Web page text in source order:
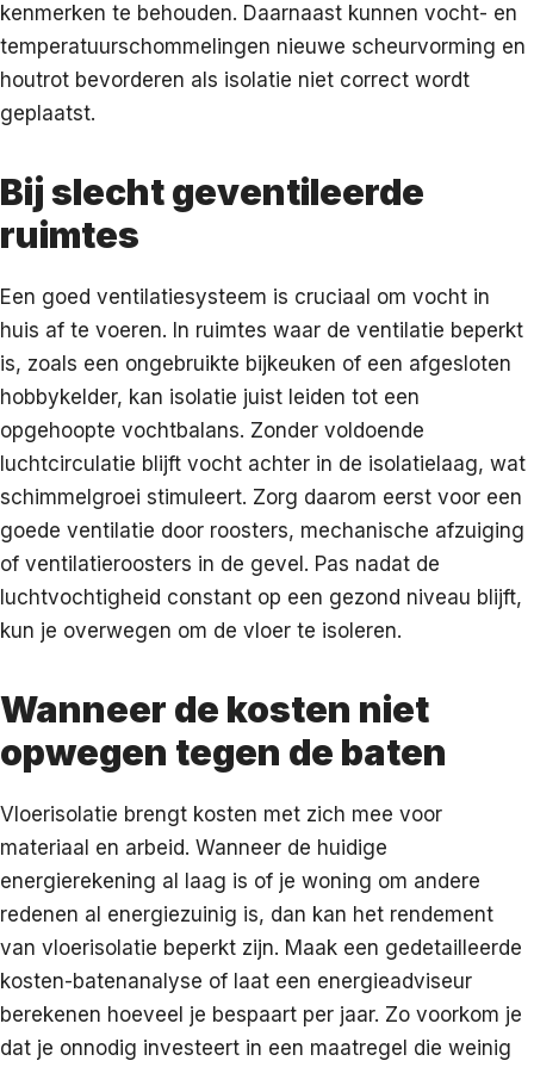
kenmerken te behouden. Daarnaast kunnen vocht- en
temperatuurschommelingen nieuwe scheurvorming en
houtrot bevorderen als isolatie niet correct wordt
geplaatst.
Bij slecht geventileerde
ruimtes
Een goed ventilatiesysteem is cruciaal om vocht in
huis af te voeren. In ruimtes waar de ventilatie beperkt
is, zoals een ongebruikte bijkeuken of een afgesloten
hobbykelder, kan isolatie juist leiden tot een
opgehoopte vochtbalans. Zonder voldoende
luchtcirculatie blijft vocht achter in de isolatielaag, wat
schimmelgroei stimuleert. Zorg daarom eerst voor een
goede ventilatie door roosters, mechanische afzuiging
of ventilatieroosters in de gevel. Pas nadat de
luchtvochtigheid constant op een gezond niveau blijft,
kun je overwegen om de vloer te isoleren.
Wanneer de kosten niet
opwegen tegen de baten
Vloerisolatie brengt kosten met zich mee voor
materiaal en arbeid. Wanneer de huidige
energierekening al laag is of je woning om andere
redenen al energiezuinig is, dan kan het rendement
van vloerisolatie beperkt zijn. Maak een gedetailleerde
kosten-batenanalyse of laat een energieadviseur
berekenen hoeveel je bespaart per jaar. Zo voorkom je
dat je onnodig investeert in een maatregel die weinig